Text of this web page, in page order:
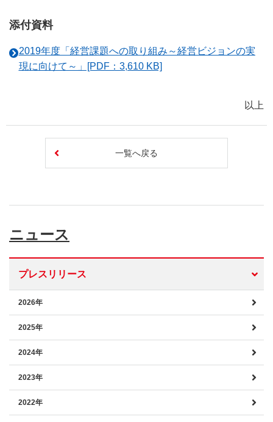
添付資料
2019年度「経営課題への取り組み～経営ビジョンの実
現に向けて～」[PDF：3,610 KB]
以上
一覧へ戻る
ニュース
プレスリリース
2026年
2025年
2024年
2023年
2022年